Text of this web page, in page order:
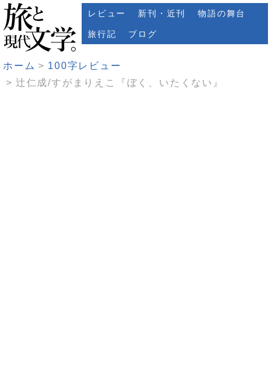
レビュー 新刊・近刊 物語の舞台
旅行記 ブログ
ホーム
100字レビュー
辻仁成/すがまりえこ『ぼく、いたくない』